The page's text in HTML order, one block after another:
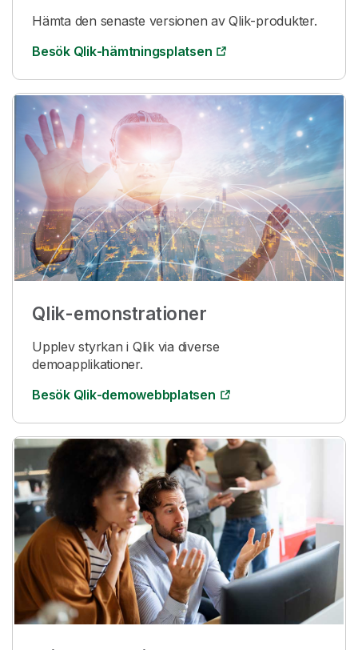
Hämta den senaste versionen avQlik-produkter.
Besök Qlik-hämtningsplatsen
Qlik-emonstrationer
Upplev styrkan i Qlikvia diverse
demoapplikationer.
Besök Qlik-demowebbplatsen